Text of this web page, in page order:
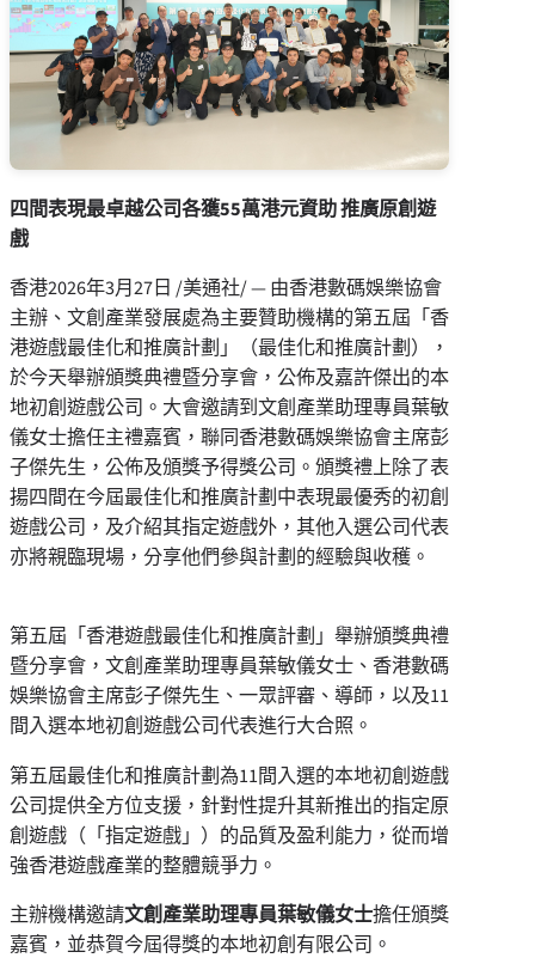
四間表現最卓越公司各獲55萬港元資助 推廣原創遊
戲
香港2026年3月27日 /美通社/ — 由香港數碼娛樂協會
主辦、文創產業發展處為主要贊助機構的第五屆「香
港遊戲最佳化和推廣計劃」（最佳化和推廣計劃），
於今天舉辦頒獎典禮暨分享會，公佈及嘉許傑出的本
地初創遊戲公司。大會邀請到文創產業助理專員葉敏
儀女士擔任主禮嘉賓，聯同香港數碼娛樂協會主席彭
子傑先生，公佈及頒獎予得獎公司。頒獎禮上除了表
揚四間在今屆最佳化和推廣計劃中表現最優秀的初創
遊戲公司，及介紹其指定遊戲外，其他入選公司代表
亦將親臨現場，分享他們參與計劃的經驗與收穫。
第五屆「香港遊戲最佳化和推廣計劃」舉辦頒獎典禮
暨分享會，文創產業助理專員葉敏儀女士、香港數碼
娛樂協會主席彭子傑先生、一眾評審、導師，以及11
間入選本地初創遊戲公司代表進行大合照。
第五屆最佳化和推廣計劃為11間入選的本地初創遊戲
公司提供全方位支援，針對性提升其新推出的指定原
創遊戲（「指定遊戲」）的品質及盈利能力，從而增
強香港遊戲產業的整體競爭力。
主辦機構邀請文創產業助理專員葉敏儀女士擔任頒獎
嘉賓，並恭賀今屆得獎的本地初創有限公司。